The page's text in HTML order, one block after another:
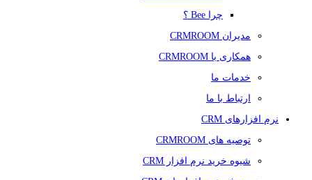
چرا Bee ؟
مدیران CRMROOM
همکاری با CRMROOM
خدمات ما
ارتباط با ما
نرم افزارهای CRM
توصیه های CRMROOM
شیوه خرید نرم افزار CRM